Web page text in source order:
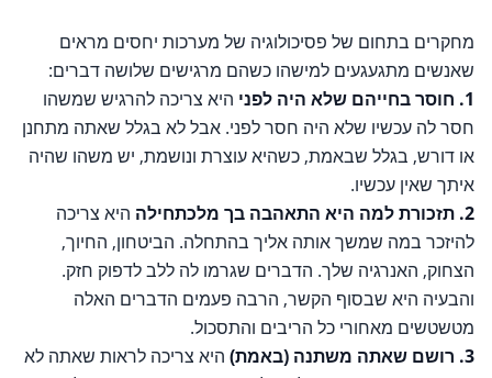
מחקרים בתחום של פסיכולוגיה של מערכות יחסים מראים
שאנשים מתגעגעים למישהו כשהם מרגישים שלושה דברים:
1. חוסר בחייהם שלא היה לפני
היא צריכה להרגיש שמשהו
חסר לה עכשיו שלא היה חסר לפני. אבל לא בגלל שאתה מתחנן
או דורש, בגלל שבאמת, כשהיא עוצרת ונושמת, יש משהו שהיה
איתך שאין עכשיו.
2. תזכורת למה היא התאהבה בך מלכתחילה
היא צריכה
להיזכר במה שמשך אותה אליך בהתחלה. הביטחון, החיוך,
הצחוק, האנרגיה שלך. הדברים שגרמו לה ללב לדפוק חזק.
והבעיה היא שבסוף הקשר, הרבה פעמים הדברים האלה
מטשטשים מאחורי כל הריבים והתסכול.
3. רושם שאתה משתנה (באמת)
היא צריכה לראות שאתה לא